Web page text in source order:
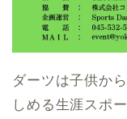
ダーツは子供か
しめる生涯スポ